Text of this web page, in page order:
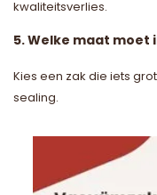
kwaliteitsverlies.
5. Welke maat moet
Kies een zak die iets
sealing.